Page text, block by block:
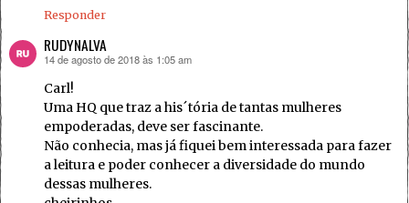
Responder
RUDYNALVA
disse:
14 de agosto de 2018 às 1:05 am
Carl!
Uma HQ que traz a his´tória de tantas mulheres
empoderadas, deve ser fascinante.
Não conhecia, mas já fiquei bem interessada para fazer
a leitura e poder conhecer a diversidade do mundo
dessas mulheres.